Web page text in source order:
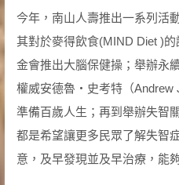
今年，南山人壽推出一系列活
其對於麥得飲食(MIND Diet )
金會推出大腦保健操；舉辦永
權威安德魯・史考特（Andrew
準備百歲人生；再到舉辦失智
都是希望讓更多民眾了解失智
意，及早發現並及早治療，能